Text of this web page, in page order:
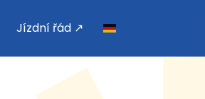
Jízdní řád ↗